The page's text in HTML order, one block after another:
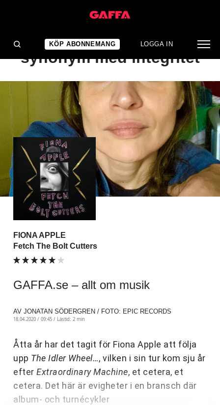
KÖP ABONNEMANG LOGGA IN
ALBUMRECENSION
Mer eller mindre
synonym med integritet
FIONA APPLE
Fetch The Bolt Cutters
GAFFA.se – allt om musik
AV JONATAN SÖDERGREN / FOTO: EPIC RECORDS
18.04.2020 / 09:45 / Lästid: 2 min
Åtta år har det tagit för Fiona Apple att följa
upp The Idler Wheel…, vilken i sin tur kom sju år
efter Extraordinary Machine, et cetera, et
cetera. Det här är evigheter i en bransch där
album- och turnécykler